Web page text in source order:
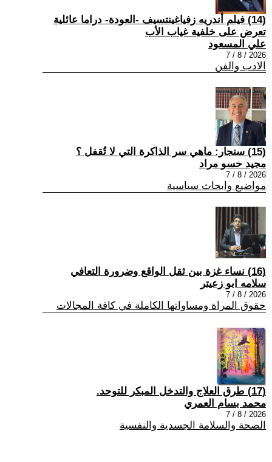
(14) فيلم أندريه زفياغينتسيف -العودة- دراما عائلية
تعرض على خلفية غياب الأب
علي المسعود
2026 / 8 / 7
الادب والفن
(15) سنجار: ماهي سر الذاكرة التي لا تُقفل ؟
مجيد حسو مراد
2026 / 8 / 7
مواضيع وابحاث سياسية
(16) نساء غزة بين ثقل الواقع وضرورة التعافي
سلامه ابو زعيتر
2026 / 8 / 7
حقوق المراة ومساواتها الكاملة في كافة المجالات
(17) طرق العلاج والتدخل المبكر للتوحد.
محمد بسام العمري
2026 / 8 / 7
الصحة والسلامة الجسدية والنفسية